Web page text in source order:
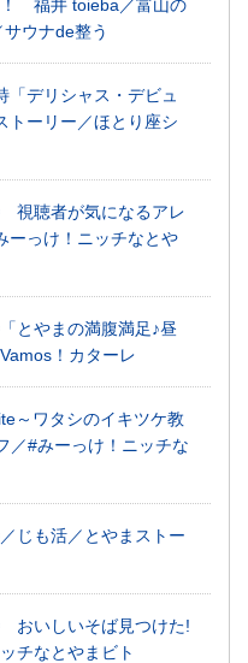
！ 福井 toieba／富山の
ウナde整う
デリシャス・デビュ
トーリー／ほとり座シ
聴者が気になるアレ
ーっけ！ニッチなとや
とやまの満腹満足♪昼
！カターレ
～ワタシのイキツケ教
／#みーっけ！ニッチな
じも活／とやまストー
いしいそば見つけた!
チなとやまビト